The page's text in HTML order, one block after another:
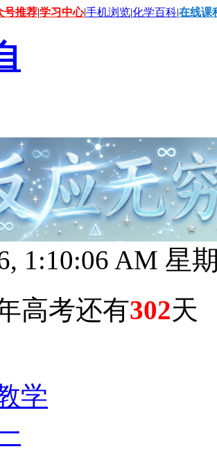
号推荐|学习中心|手机浏览|化学百科|在线课
1:10:07 AM 星
高考还有302天
学